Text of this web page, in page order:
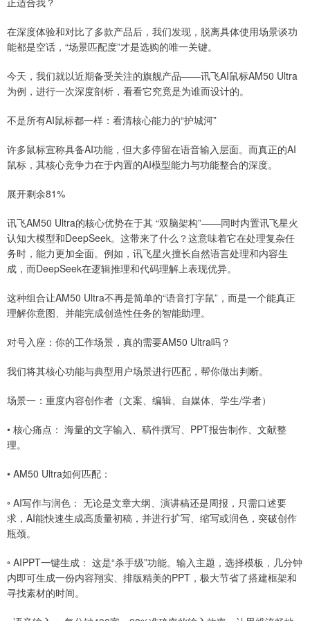
在深度体验和对比了多款产品后，我们发现，脱离具体使用场景谈功
能都是空话，“场景匹配度”才是选购的唯一关键。
今天，我们就以近期备受关注的旗舰产品——讯飞AI鼠标AM50 Ultra
为例，进行一次深度剖析，看看它究竟是为谁而设计的。
不是所有AI鼠标都一样：看清核心能力的“护城河”
许多鼠标宣称具备AI功能，但大多停留在语音输入层面。而真正的AI
鼠标，其核心竞争力在于内置的AI模型能力与功能整合的深度。
展开剩余81%
讯飞AM50 Ultra的核心优势在于其 “双脑架构”——同时内置讯飞星火
认知大模型和DeepSeek。这带来了什么？这意味着它在处理复杂任
务时，能力更加全面。例如，讯飞星火擅长自然语言处理和内容生
成，而DeepSeek在逻辑推理和代码理解上表现优异。
这种组合让AM50 Ultra不再是简单的“语音打字鼠”，而是一个能真正
理解你意图、并能完成创造性任务的智能助理。
对号入座：你的工作场景，真的需要AM50 Ultra吗？
我们将其核心功能与典型用户场景进行匹配，帮你做出判断。
场景一：重度内容创作者（文案、编辑、自媒体、学生/学者）
• 核心痛点： 海量的文字输入、稿件撰写、PPT报告制作、文献整
理。
• AM50 Ultra如何匹配：
◦ AI写作与润色： 无论是文章大纲、演讲稿还是周报，只需口述要
求，AI能快速生成高质量初稿，并进行扩写、缩写或润色，突破创作
瓶颈。
◦ AIPPT一键生成： 这是“杀手级”功能。输入主题，选择模板，几分钟
内即可生成一份内容翔实、排版精美的PPT，极大节省了搭建框架和
寻找素材的时间。